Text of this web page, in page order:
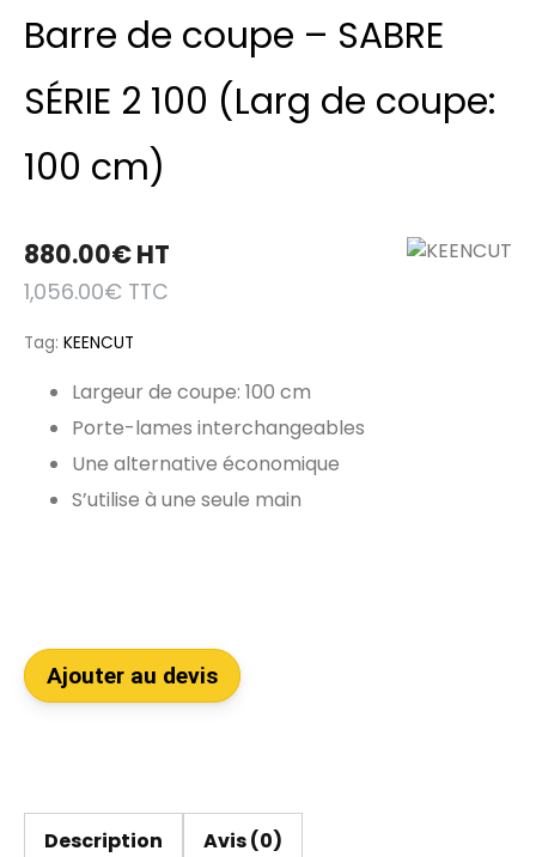
Barre de coupe – SABRE
SÉRIE 2 100 (Larg de coupe:
100 cm)
880.00€HT
1,056.00€ TTC
Tag: KEENCUT
Largeur de coupe: 100 cm
Porte-lames interchangeables
Une alternative économique
S’utilise à une seule main
Ajouter au devis
Description Avis (0)